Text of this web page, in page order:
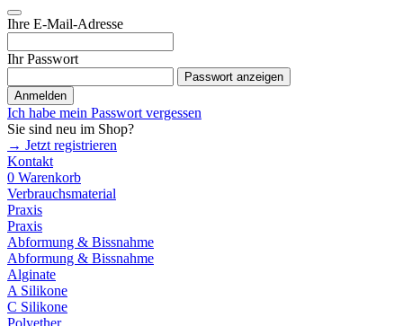
Ihre E-Mail-Adresse
Ihr Passwort
Passwort anzeigen
Anmelden
Ich habe mein Passwort vergessen
Sie sind neu im Shop?
→ Jetzt registrieren
Kontakt
0 Warenkorb
Verbrauchsmaterial
Praxis
Praxis
Abformung & Bissnahme
Abformung & Bissnahme
Alginate
A Silikone
C Silikone
Polyether